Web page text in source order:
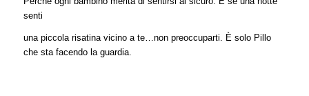
senti
una piccola risatina vicino a te…non preoccuparti. È solo Pillo
che sta facendo la guardia.